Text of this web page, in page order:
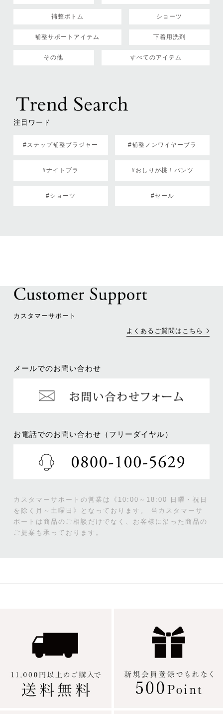
補整ボトム ショーツ
補整サポートアイテム 下着用洗剤
その他 すべてのアイテム
注目ワード
#ステップ補整ブラジャー #補整ノンワイヤーブラ
#ナイトブラ #おしりが桃！パンツ
#ショーツ #セール
カスタマーサポート
よくあるご質問はこちら
メールでのお問い合わせ
お電話でのお問い合わせ（フリーダイヤル）
カスタマーサポートの営業は《10:00～18:00 日曜・祝日
を除く月～土曜日》となっております。
当カスタマーサ
ポートは商品のご相談だけでなく、お客様に沿った商品の
ご提案も承っております。